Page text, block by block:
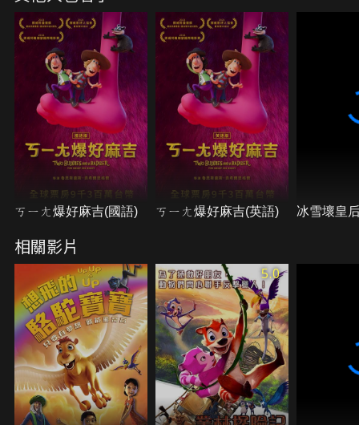
ㄎㄧㄤ爆好麻吉(國語) ㄎㄧㄤ爆好麻吉(英語) 冰雪壞皇
相關影片
5.0